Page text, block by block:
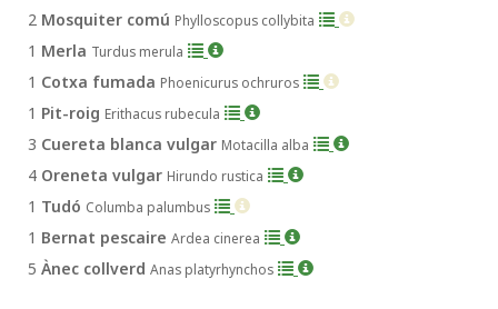
2 Mosquiter comú Phylloscopus collybita
1 Merla Turdus merula
1 Cotxa fumada Phoenicurus ochruros
1 Pit-roig Erithacus rubecula
3 Cuereta blanca vulgar Motacilla alba
4 Oreneta vulgar Hirundo rustica
1 Tudó Columba palumbus
1 Bernat pescaire Ardea cinerea
5 Ànec collverd Anas platyrhynchos